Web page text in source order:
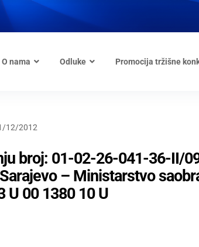
O nama Odluke Promocija tržišne
12/2012
broj: 01-02-26-041-36-II/
– Ministarstvo
U 00 1380 10 U